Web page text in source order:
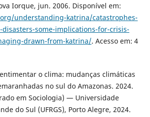
Iorque, jun. 2006. Disponível em:
understanding-katrina/catastrophes-
some-implications-for-crisis-
drawn-from-katrina/. Acesso em: 4
o clima: mudanças climáticas
no sul do Amazonas. 2024.
em Sociologia) — Universidade
do Sul (UFRGS), Porto Alegre, 2024.